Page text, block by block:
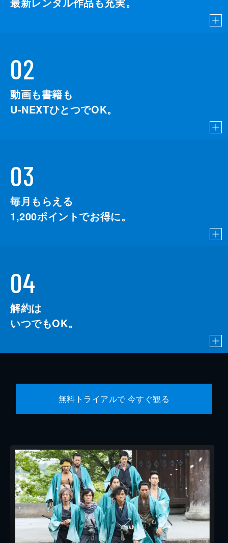
02
動画も書籍も
U-NEXTひとつでOK。
03
毎月もらえる
1,200ポイントでお得に。
04
解約は
いつでもOK。
無料トライアルで 今すぐ観る